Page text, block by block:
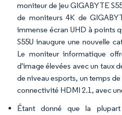
moniteur de jeu GIGABYTE
de moniteurs 4K de
immense écran UHD à points
S55U inaugure une nouvelle
Le moniteur informatique
d'image élevées avec un taux
de niveau esports, un temps
connectivité HDMI 2.1, avec
Étant donné que la